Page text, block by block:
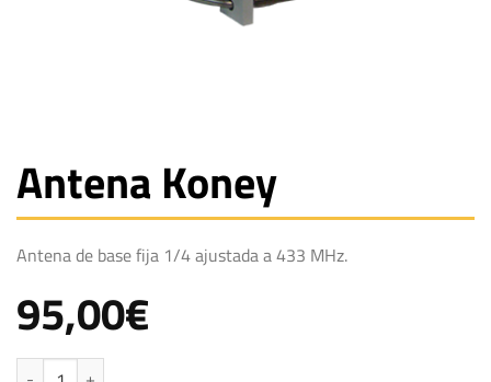
Antena Koney
Antena de base fija 1/4 ajustada a 433 MHz.
95,00€
Antena Koney cantidad